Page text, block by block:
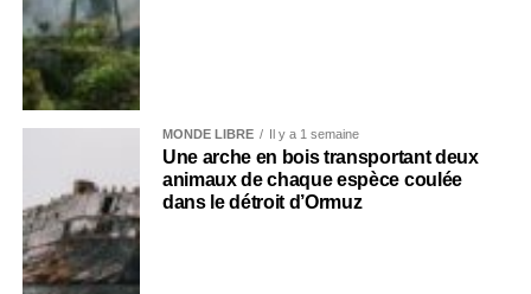
MONDE LIBRE Il y a 1 semaine
Une arche en bois transportant deux
animaux de chaque espèce coulée
dans le détroit d’Ormuz